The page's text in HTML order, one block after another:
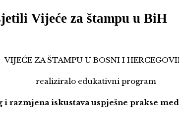
Vijeće za štampu u BiH
VIJEĆE ZA ŠTAMPU U BOSNI I
realiziralo edukativni program
i razmjena iskustava uspješne prakse